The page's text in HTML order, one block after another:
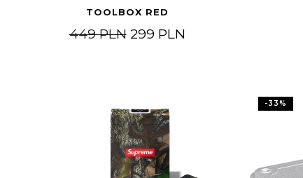
TOOLBOX RED
449PLN Pierwotna cena wynosiła:
299 PLNAktualna cena
-33%